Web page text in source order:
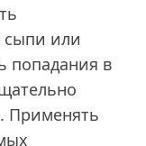
сыпи или
попадания в
Применять